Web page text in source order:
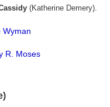
(Katherine Demery).
Wyman
R. Moses